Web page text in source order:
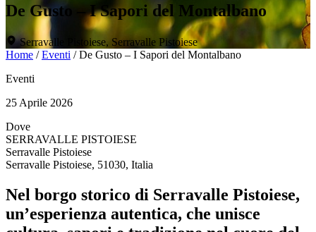
De Gusto – I Sapori del Montalbano
Serravalle Pistoiese, Serravalle Pistoiese
Home /Eventi /De Gusto – I Sapori del Montalbano
Eventi
25 Aprile 2026
Dove
SERRAVALLE PISTOIESE
Serravalle Pistoiese
Serravalle Pistoiese, 51030, Italia
Nel borgo storico di Serravalle Pistoiese,
un’esperienza autentica, che unisce